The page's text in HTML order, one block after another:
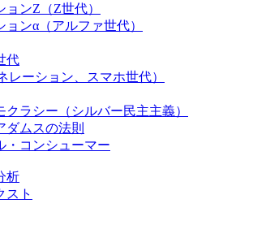
ョンZ（Z世代）
ョンα（アルファ世代）
代
レーション、スマホ世代）
クラシー（シルバー民主主義）
ダムスの法則
・コンシューマー
析
スト